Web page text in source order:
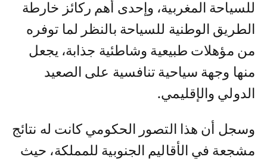
للسياحة المغربية، وإحدى أهم ركائز خارطة
الطريق الوطنية للسياحة بالنظر لما توفره
من مؤهلات طبيعية وشاطئية جذابة، يجعل
منها وجهة سياحية تنافسية على الصعيد
الدولي والإقليمي.
وسجل أن هذا التصور الحكومي كانت له نتائج
مشجعة في الأقاليم الجنوبية للمملكة، حيث